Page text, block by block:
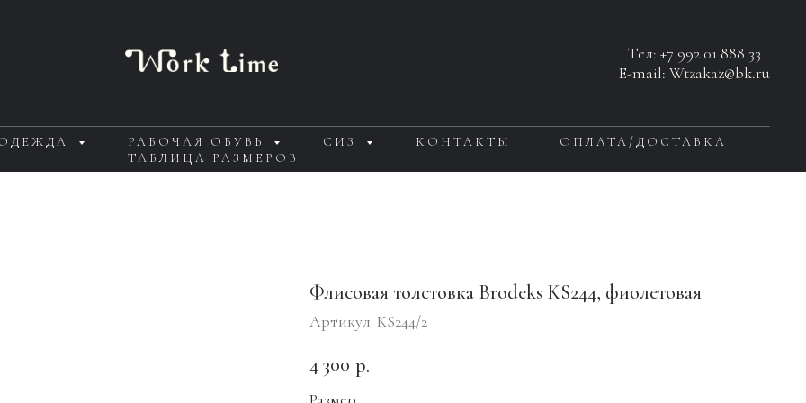
Тел: +7 992 01 888 33
E-mail: Wtzakaz@bk.ru
РАБОЧАЯ ОБУВЬ СИЗ КОНТАКТЫ
ОПЛАТА/ДОСТАВКА
ТАБЛИЦА РАЗМЕРОВ
Флисовая толстовка Brodeks KS244, фиолетовая
Артикул: KS244/2
4 300 р.